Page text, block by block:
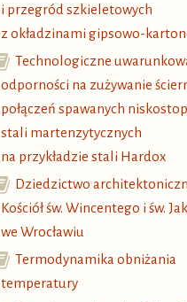
i przegród szkieletowych
z okładzinami gipsowo-
Technologiczne
odporności na zużywanie
połączeń spawanych
stali martenzytycznych
na przykładzie stali Hardox
Dziedzictwo
Kościół św. Wincentego i św.
we Wrocławiu
Termodynamika obniżania
temperatury